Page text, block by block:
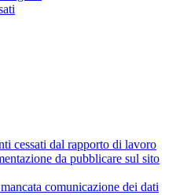
cessati dal rapporto di lavoro
da pubblicare sul sito
comunicazione dei dati